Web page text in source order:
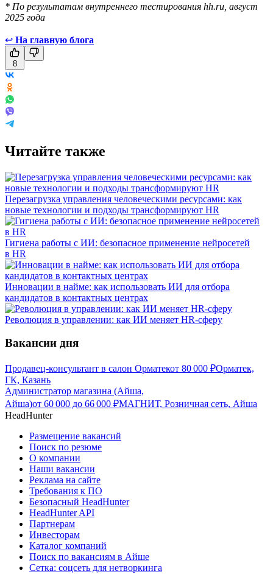
* По результатам внутреннего тестирования hh.ru, август
2025 года
↩ На главную блога
8
Читайте также
Перезагрузка управления человеческими ресурсами: как
новые технологии и подходы трансформируют HR
Гигиена работы с ИИ: безопасное применение нейросетей
в HR
Инновации в найме: как использовать ИИ для отбора
кандидатов в контактных центрах
Революция в управлении: как ИИ меняет HR-сферу
Вакансии дня
Продавец-консультант в салон Орматекот 80 000 ₽Орматек,
ГК, Казань
Администратор магазина (Айша,
Айша)от 60 000 до 66 000 ₽МАГНИТ, Розничная сеть, Айша
HeadHunter
Размещение вакансий
Поиск по резюме
О компании
Наши вакансии
Реклама на сайте
Требования к ПО
Безопасный HeadHunter
HeadHunter API
Партнерам
Инвесторам
Каталог компаний
Поиск по вакансиям в Айше
Сетка: соцсеть для нетворкинга